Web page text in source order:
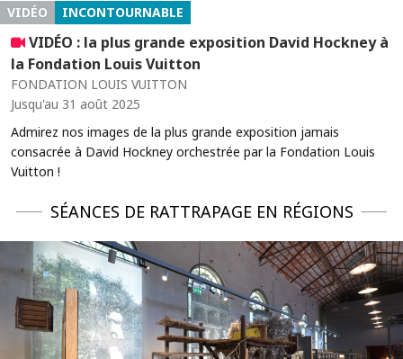
VIDÉO INCONTOURNABLE
VIDÉO : la plus grande exposition David Hockney à
la Fondation Louis Vuitton
FONDATION LOUIS VUITTON
Jusqu'au 31 août 2025
Admirez nos images de la plus grande exposition jamais
consacrée à David Hockney orchestrée par la Fondation Louis
Vuitton !
SÉANCES DE RATTRAPAGE EN RÉGIONS